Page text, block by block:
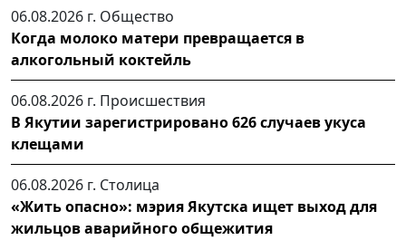
06.08.2026 г. Общество
Когда молоко матери превращается в
алкогольный коктейль
06.08.2026 г. Происшествия
В Якутии зарегистрировано 626 случаев укуса
клещами
06.08.2026 г. Столица
«Жить опасно»: мэрия Якутска ищет выход для
жильцов аварийного общежития